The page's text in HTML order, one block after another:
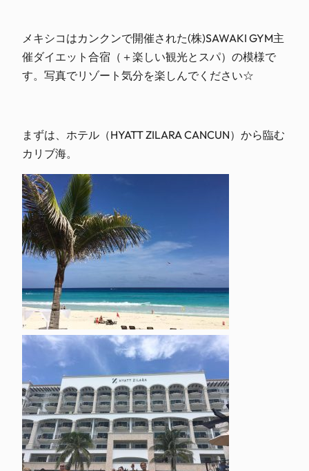
メキシコはカンクンで開催された(株)SAWAKI GYM主
催ダイエット合宿（＋楽しい観光とスパ）の模様で
す。写真でリゾート気分を楽しんでください☆
まずは、ホテル（HYATT ZILARA CANCUN）から臨む
カリブ海。